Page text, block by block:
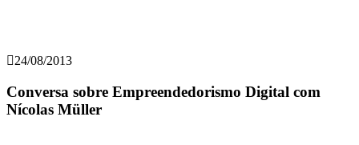
24/08/2013
Conversa sobre Empreendedorismo Digital com
Nícolas Müller